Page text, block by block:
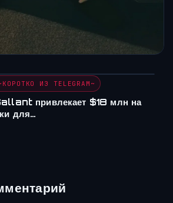
ИЗ TELEGRAM~
привлекает $18 млн на
для…